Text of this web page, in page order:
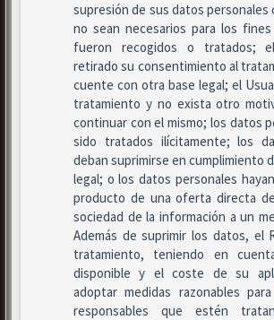
supresión de sus datos personales
no sean necesarios para los
fueron recogidos o tratados;
retirado su consentimiento al
cuente con otra base legal; el
tratamiento y no exista otro
continuar con el mismo; los datos
sido tratados ilícitamente; los
deban suprimirse en cumplimiento
legal; o los datos personales
producto de una oferta directa
sociedad de la información a un
Además de suprimir los datos, el
tratamiento, teniendo en
disponible y el coste de su
adoptar medidas razonables
responsables que estén